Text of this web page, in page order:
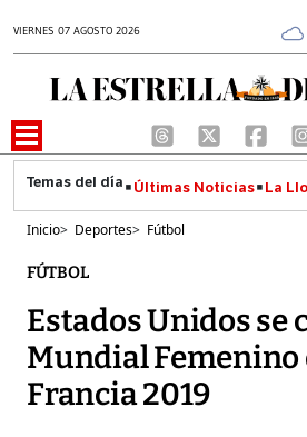
VIERNES 07 AGOSTO 2026
Últimas Noticias La
Inicio> Deportes> Fútbol
FÚTBOL
Estados Unidos se
Mundial Femenino
Francia 2019